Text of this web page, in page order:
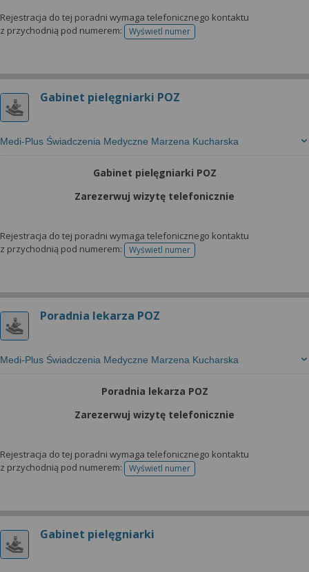
Rejestracja do tej poradni wymaga telefonicznego kontaktu
z przychodnią pod numerem:
Wyświetl numertelefonu do rejestracji
Gabinet pielęgniarki POZ
Medi-Plus Świadczenia Medyczne Marzena Kucharska
Gabinet pielęgniarki POZ
Zarezerwuj wizytę telefonicznie
Rejestracja do tej poradni wymaga telefonicznego kontaktu
z przychodnią pod numerem:
Wyświetl numertelefonu do rejestracji
Poradnia lekarza POZ
Medi-Plus Świadczenia Medyczne Marzena Kucharska
Poradnia lekarza POZ
Zarezerwuj wizytę telefonicznie
Rejestracja do tej poradni wymaga telefonicznego kontaktu
z przychodnią pod numerem:
Wyświetl numertelefonu do rejestracji
Gabinet pielęgniarki